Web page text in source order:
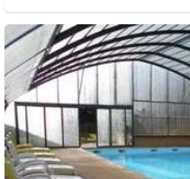
Par ailleurs, côté
un passage àAmiens.
merveilles y sont à
prenez le temps de
une des spécialités de
location de mobil Home
des vacances en famille
Comparez toutes les